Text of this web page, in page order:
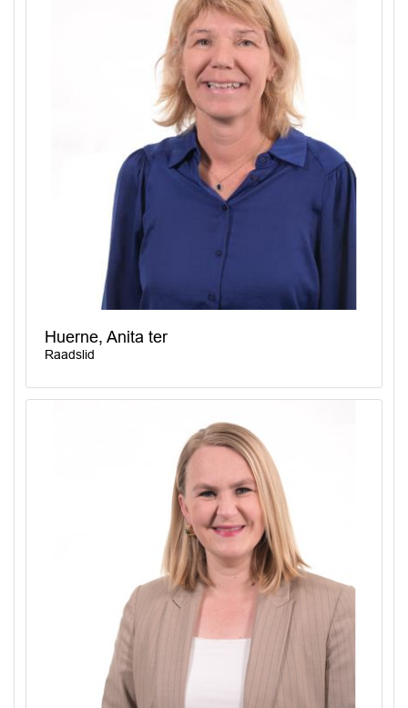
Huerne, Anita ter
Raadslid